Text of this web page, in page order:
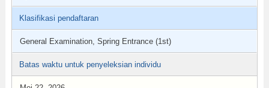
Klasifikasi pendaftaran
General Examination, Spring Entrance (1st)
Batas waktu untuk penyeleksian individu